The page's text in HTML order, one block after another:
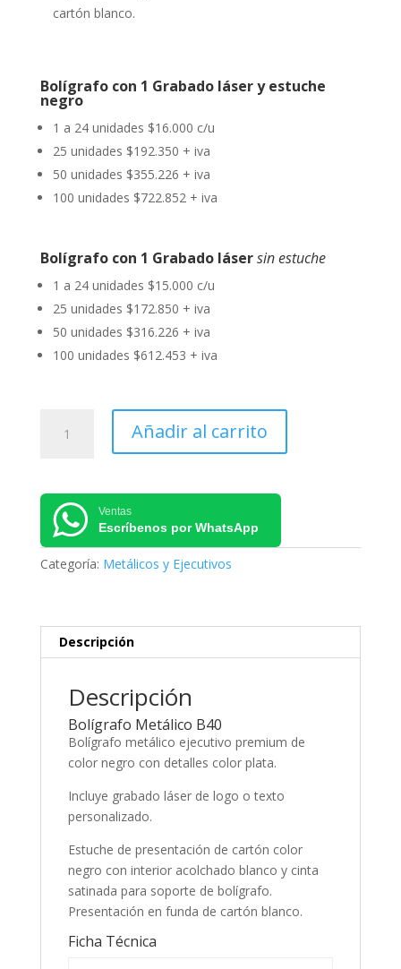
cartón blanco.
Bolígrafo con 1 Grabado láser y estuche
negro
1 a 24 unidades $16.000 c/u
25 unidades $192.350 + iva
50 unidades $355.226 + iva
100 unidades $722.852 + iva
Bolígrafo con 1 Grabado lásersin estuche
1 a 24 unidades $15.000 c/u
25 unidades $172.850 + iva
50 unidades $316.226 + iva
100 unidades $612.453 + iva
Metálico
Añadir al carrito
Ventas
Escríbenos por WhatsApp
Categoría: Metálicos y Ejecutivos
Descripción
Descripción
Bolígrafo Metálico B40
Bolígrafo metálico ejecutivo premium de
color negro con detalles color plata.
Incluye grabado láser de logo o texto
personalizado.
Estuche de presentación de cartón color
negro con interior acolchado blanco y cinta
satinada para soporte de bolígrafo.
Presentación en funda de cartón blanco.
Ficha Técnica